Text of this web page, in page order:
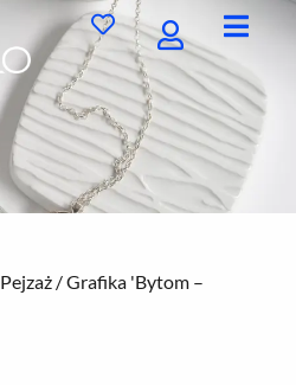
Pejzaż / Grafika 'Bytom –